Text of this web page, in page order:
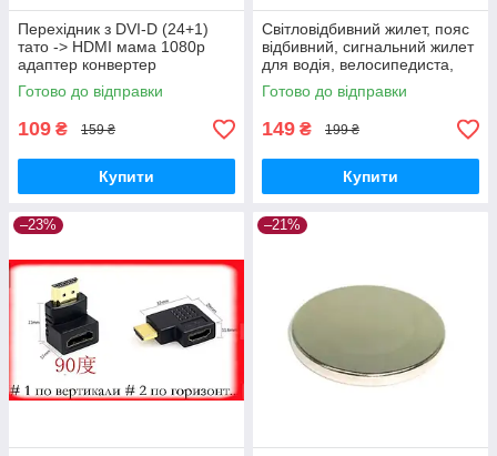
Перехідник з DVI-D (24+1)
тато -> HDMI мама 1080p
адаптер конвертер
Готово до відправки
109 ₴ 159 ₴
Купити
Світловідбивний жилет, пояс
відбивний, сигнальний жилет
для водія, велосипедиста,
пішохода
Готово до відправки
149 ₴ 199 ₴
Купити
–23% –21%